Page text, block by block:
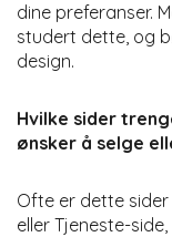
dine preferanser.
studert dette, og
design.
Hvilke sider
ønsker å selge
Ofte er dette sider
eller Tjeneste-